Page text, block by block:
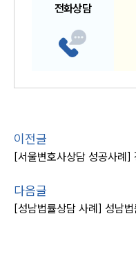
전화상담
이전글
다음글